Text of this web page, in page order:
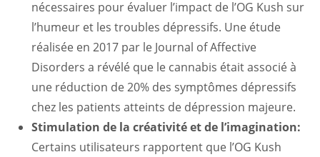
nécessaires pour évaluer l’impact de l’OG Kush sur
l’humeur et les troubles dépressifs. Une étude
réalisée en 2017 par le Journal of Affective
Disorders a révélé que le cannabis était associé à
une réduction de 20% des symptômes dépressifs
chez les patients atteints de dépression majeure.
Stimulation de la créativité et de l’imagination:
Certains utilisateurs rapportent que l’OG Kush